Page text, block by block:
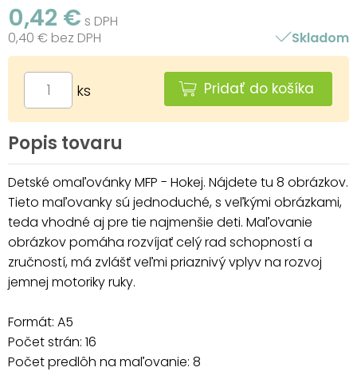
0,42 € s DPH
0,40 € bez DPH
Skladom
ks Pridať do košíka
Popis tovaru
Detské omaľovánky MFP - Hokej. Nájdete tu 8 obrázkov.
Tieto maľovanky sú jednoduché, s veľkými obrázkami,
teda vhodné aj pre tie najmenšie deti. Maľovanie
obrázkov pomáha rozvíjať celý rad schopností a
zručností, má zvlášť veľmi priaznivý vplyv na rozvoj
jemnej motoriky ruky.
Formát: A5
Počet strán: 16
Počet predlôh na maľovanie: 8